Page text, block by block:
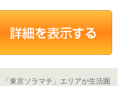
東京ソラマチ」エリアが生活圏